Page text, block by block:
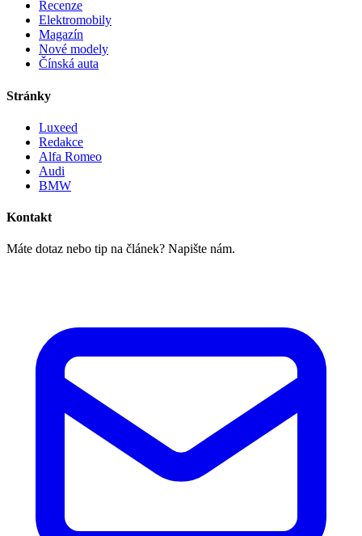
Recenze
Elektromobily
Magazín
Nové modely
Čínská auta
Stránky
Luxeed
Redakce
Alfa Romeo
Audi
BMW
Kontakt
Máte dotaz nebo tip na článek? Napište nám.